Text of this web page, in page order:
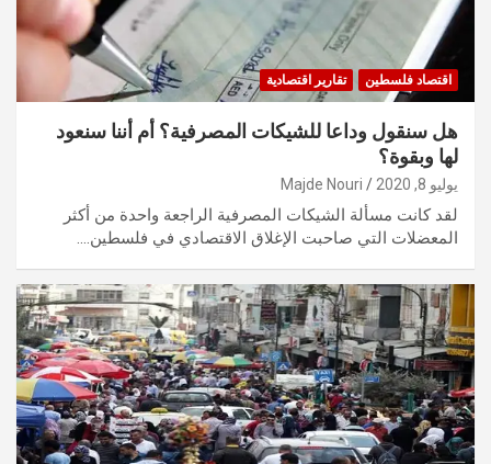
اقتصاد فلسطين تقارير اقتصادية
هل سنقول وداعا للشيكات المصرفية؟ أم أننا سنعود
لها وبقوة؟
يوليو 8, 2020 Majde Nouri
لقد كانت مسألة الشيكات المصرفية الراجعة واحدة من أكثر
المعضلات التي صاحبت الإغلاق الاقتصادي في فلسطين.…